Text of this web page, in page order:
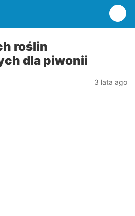
roślin
dla piwonii
3 lata ago